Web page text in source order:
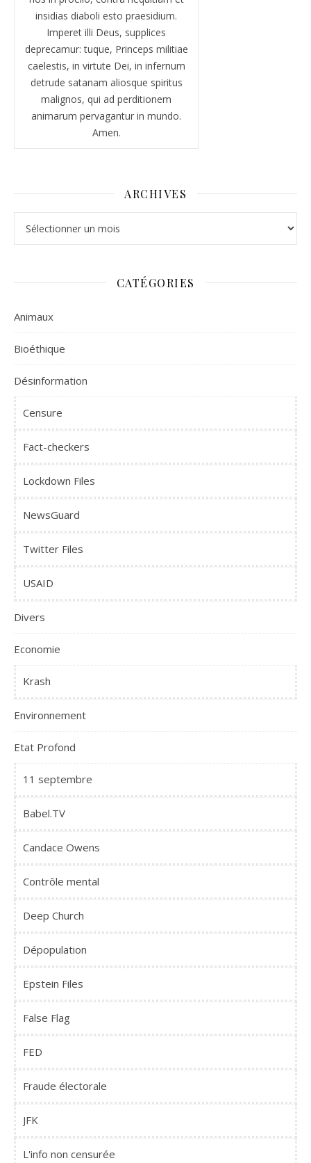
insidias diaboli esto praesidium.
Imperet illi Deus, supplices
deprecamur: tuque, Princeps militiae
caelestis, in virtute Dei, in infernum
detrude satanam aliosque spiritus
malignos, qui ad perditionem
animarum pervagantur in mundo.
Amen.
ARCHIVES
CATÉGORIES
Animaux
Bioéthique
Désinformation
Censure
Fact-checkers
Lockdown Files
NewsGuard
Twitter Files
USAID
Divers
Economie
Krash
Environnement
Etat Profond
11 septembre
Babel.TV
Candace Owens
Contrôle mental
Deep Church
Dépopulation
Epstein Files
False Flag
FED
Fraude électorale
JFK
L'info non censurée